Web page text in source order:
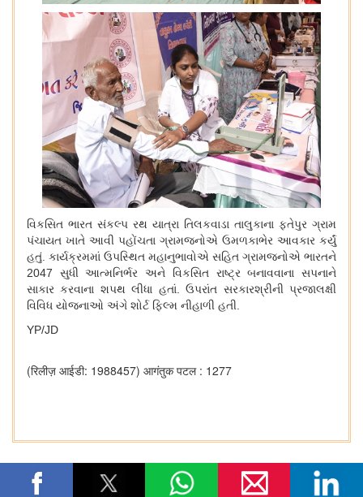
વિકસિત ભારત સંકલ્પ રથ યાત્રા તિલકવાડા તાલુકાના ફતેપુર ગ્રામ
પંચાયત ખાતે આવી પહોંચતા ગ્રામજનોએ ઉમળકાભેર આવકાર કર્યું
હતું. કાર્યક્રમમાં ઉપસ્થિત મહાનુભાવોએ સહિત ગ્રામજનોએ ભારતને
2047 સુધી આત્મનિર્ભર અને વિકસિત રાષ્ટ્ર બનાવવાના સપનાને
સાકાર કરવાના શપથ લીધા હતાં. ઉપરાંત સરકારશ્રીની પ્રજાલક્ષી
વિવિધ યોજનાઓ અંગે શોર્ટ ફિલ્મ નીહાળી હતી.
YP/JD
(रिलीज़ आईडी: 1988457) आगंतुक पटल : 1277